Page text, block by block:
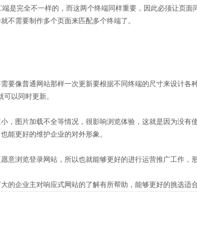
是完全不一样的，而这两个终端同样重要，因此必须让页
不需要制作多个页面来匹配多个终端了。
要像普通网站那样一次更新要根据不同终端的尺寸来设计各
以同时更新。
，图片加载不全等情况，很影响浏览体验，这就是因为没有
能更好的维护企业的对外形象。
意浏览登录网站，所以也就能够更好的进行运营推广工作，
的企业主对响应式网站的了解有所帮助，能够更好的挑选适